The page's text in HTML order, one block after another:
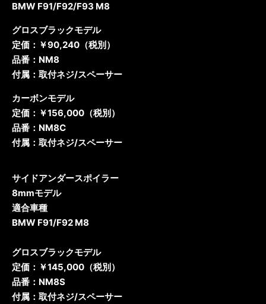
BMW F91/F92/F93 M8
グロスブラックモデル
定価：￥90,240（税別）
品番：NM8
付属：取付ネジ/スペーサー
カーボンモデル
定価：￥156,000（税別）
品番：NM8C
付属：取付ネジ/スペーサー
サイドアンダースポイラー
8mmモデル
適合車種
BMW F91/F92 M8
グロスブラックモデル
定価：￥145,000（税別）
品番：NM8S
付属：取付ネジ/スペーサー